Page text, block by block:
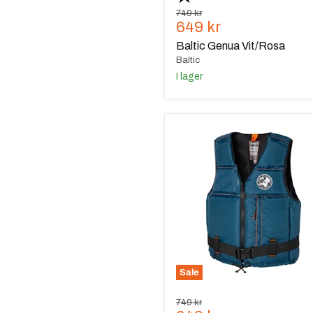
Ursprungspris
749 kr
Nuvarande
pris
649 kr
Baltic Genua Vit/Rosa
Baltic
I lager
Sale
Ursprungspris
749 kr